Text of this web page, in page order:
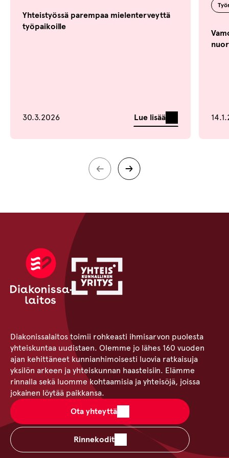
Yhteistyössä parempaa mielenterveyttä
työpaikoille
30.3.2026 Lue lisää
Diakonissalaitos toimii rohkeasti ihmisarvon puolesta
yhteiskuntaa uudistaen. Olemme jo lähes 160 vuoden
ajan kehittäneet kunnianhimoisesti luovia ratkaisuja
yksilön arkeen ja yhteiskunnan haasteisiin. Elämme
rinnalla sekä luomme kohtaamisia ja yhteisöjä, joissa
jokainen löytää paikkansa.
Ota yhteyttä
Rinnekodit